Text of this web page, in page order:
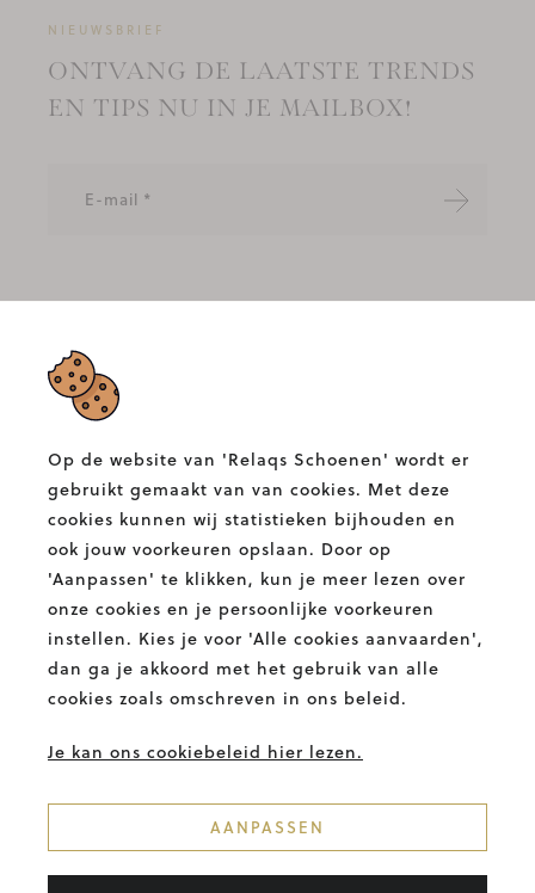
NIEUWSBRIEF
ONTVANG DE LAATSTE TRENDS
EN TIPS NU IN JE MAILBOX!
T.
054 58 82 00
E.
info@relaqs.be
Facebook
Relaqs
Schoenen
Instagram
Relaqs
Schoenen
BETALINGSMETHODES
Op de website van 'Relaqs Schoenen' wordt er
gebruikt gemaakt van van cookies. Met deze
cookies kunnen wij statistieken bijhouden en
ook jouw voorkeuren opslaan. Door op
'Aanpassen' te klikken, kun je meer lezen over
onze cookies en je persoonlijke voorkeuren
instellen. Kies je voor 'Alle cookies aanvaarden',
dan ga je akkoord met het gebruik van alle
cookies zoals omschreven in ons beleid.
Je kan ons cookiebeleid hier lezen.
AANPASSEN